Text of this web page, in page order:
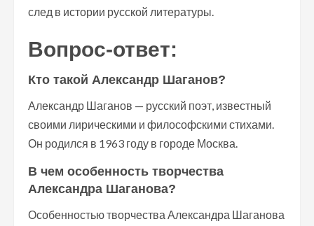
след в истории русской литературы.
Вопрос-ответ:
Кто такой Александр Шаганов?
Александр Шаганов — русский поэт, известный
своими лирическими и философскими стихами.
Он родился в 1963 году в городе Москва.
В чем особенность творчества
Александра Шаганова?
Особенностью творчества Александра Шаганова